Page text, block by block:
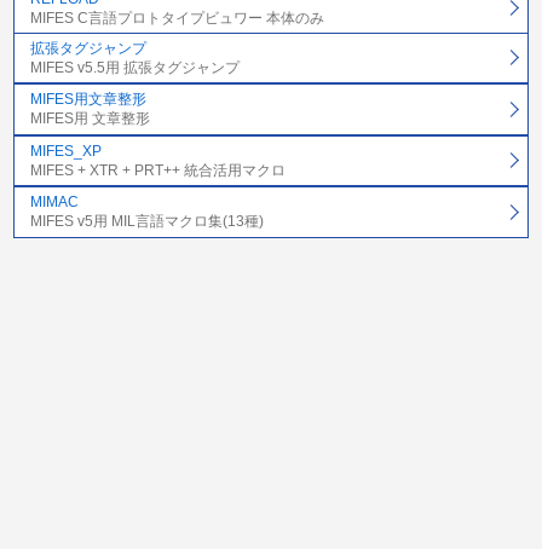
MIFES C言語プロトタイプビュワー 本体のみ
拡張タグジャンプ
MIFES v5.5用 拡張タグジャンプ
MIFES用文章整形
MIFES用 文章整形
MIFES_XP
MIFES + XTR + PRT++ 統合活用マクロ
MIMAC
MIFES v5用 MIL言語マクロ集(13種)